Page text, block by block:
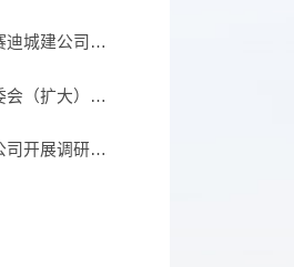
陕煤建设赴中冶赛迪城建公司、重庆路之生科技公司开展座谈交流
陕煤建设召开全委会（扩大）会议
司正林到澄合分公司开展调研并进行旁听督导